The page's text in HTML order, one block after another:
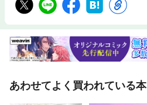
あわせてよく買われている本